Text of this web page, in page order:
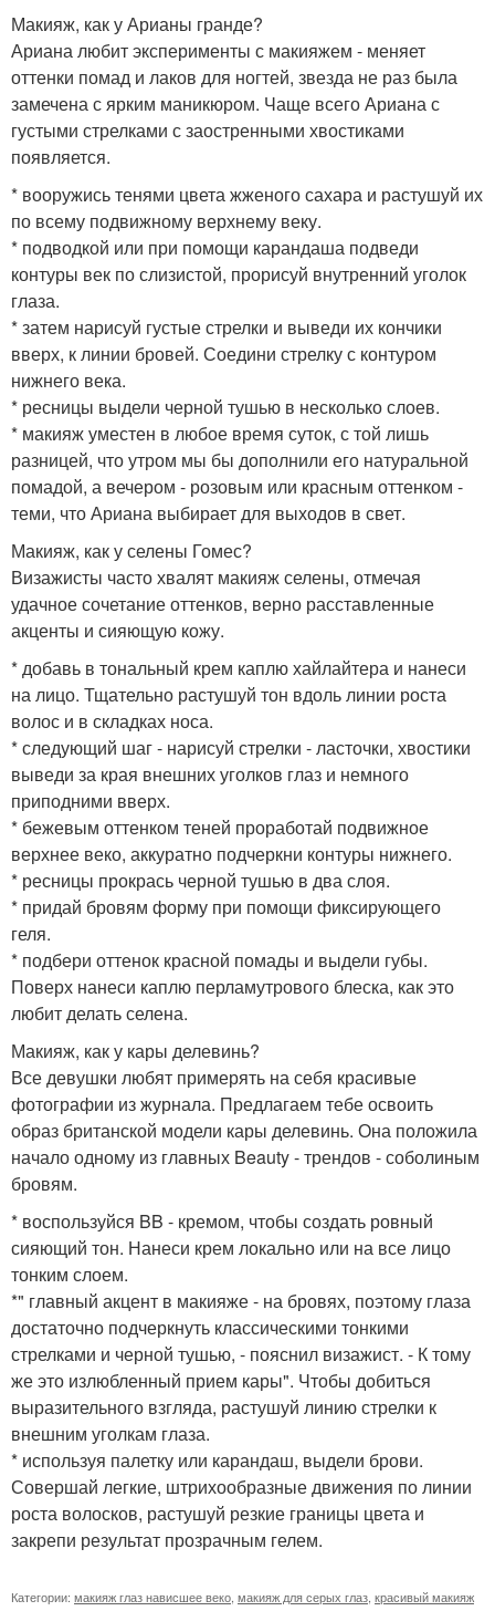
Макияж, как у Арианы гранде?
Ариана любит эксперименты с макияжем - меняет
оттенки помад и лаков для ногтей, звезда не раз была
замечена с ярким маникюром. Чаще всего Ариана с
густыми стрелками с заостренными хвостиками
появляется.
* вооружись тенями цвета жженого сахара и растушуй их
по всему подвижному верхнему веку.
* подводкой или при помощи карандаша подведи
контуры век по слизистой, прорисуй внутренний уголок
глаза.
* затем нарисуй густые стрелки и выведи их кончики
вверх, к линии бровей. Соедини стрелку с контуром
нижнего века.
* ресницы выдели черной тушью в несколько слоев.
* макияж уместен в любое время суток, с той лишь
разницей, что утром мы бы дополнили его натуральной
помадой, а вечером - розовым или красным оттенком -
теми, что Ариана выбирает для выходов в свет.
Макияж, как у селены Гомес?
Визажисты часто хвалят макияж селены, отмечая
удачное сочетание оттенков, верно расставленные
акценты и сияющую кожу.
* добавь в тональный крем каплю хайлайтера и нанеси
на лицо. Тщательно растушуй тон вдоль линии роста
волос и в складках носа.
* следующий шаг - нарисуй стрелки - ласточки, хвостики
выведи за края внешних уголков глаз и немного
приподними вверх.
* бежевым оттенком теней проработай подвижное
верхнее веко, аккуратно подчеркни контуры нижнего.
* ресницы прокрась черной тушью в два слоя.
* придай бровям форму при помощи фиксирующего
геля.
* подбери оттенок красной помады и выдели губы.
Поверх нанеси каплю перламутрового блеска, как это
любит делать селена.
Макияж, как у кары делевинь?
Все девушки любят примерять на себя красивые
фотографии из журнала. Предлагаем тебе освоить
образ британской модели кары делевинь. Она положила
начало одному из главных Beauty - трендов - соболиным
бровям.
* воспользуйся BB - кремом, чтобы создать ровный
сияющий тон. Нанеси крем локально или на все лицо
тонким слоем.
*" главный акцент в макияже - на бровях, поэтому глаза
достаточно подчеркнуть классическими тонкими
стрелками и черной тушью, - пояснил визажист. - К тому
же это излюбленный прием кары". Чтобы добиться
выразительного взгляда, растушуй линию стрелки к
внешним уголкам глаза.
* используя палетку или карандаш, выдели брови.
Совершай легкие, штрихообразные движения по линии
роста волосков, растушуй резкие границы цвета и
закрепи результат прозрачным гелем.
Категории: макияж глаз нависшее веко макияж для серых глаз красивый макияж